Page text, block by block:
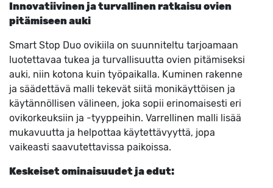
Innovatiivinen ja turvallinen ratkaisu ovien
pitämiseen auki
Smart Stop Duo ovikiila on suunniteltu tarjoamaan
luotettavaa tukea ja turvallisuutta ovien pitämiseksi
auki, niin kotona kuin työpaikalla. Kuminen rakenne
ja säädettävä malli tekevät siitä monikäyttöisen ja
käytännöllisen välineen, joka sopii erinomaisesti eri
ovikorkeuksiin ja -tyyppeihin. Varrellinen malli lisää
mukavuutta ja helpottaa käytettävyyttä, jopa
vaikeasti saavutettavissa paikoissa.
Keskeiset ominaisuudet ja edut: